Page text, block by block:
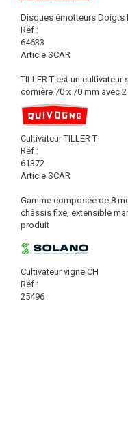
Disques émotteurs Doigts
Réf :
64633
Article SCAR
TILLER T est un
cornière 70 x 70 mm avec
Cultivateur TILLER T
Réf :
61372
Article SCAR
Gamme composée de 8
châssis fixe, extensible
produit
Cultivateur vigne CH
Réf :
25496